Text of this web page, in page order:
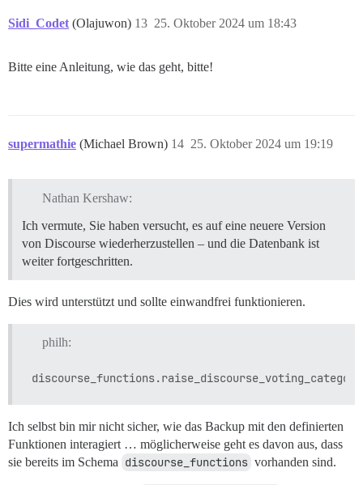
Sidi_Codet (Olajuwon) 25. Oktober 2024 um 18:43
13
Bitte eine Anleitung, wie das geht, bitte!
supermathie (Michael Brown) 25. Oktober 2024 um 19:19
14
Nathan Kershaw:
Ich vermute, Sie haben versucht, es auf eine neuere Version
von Discourse wiederherzustellen – und die Datenbank ist
weiter fortgeschritten.
Dies wird unterstützt und sollte einwandfrei funktionieren.
philh:
Ich selbst bin mir nicht sicher, wie das Backup mit den definierten
Funktionen interagiert … möglicherweise geht es davon aus, dass
sie bereits im Schema discourse_functions vorhanden sind.